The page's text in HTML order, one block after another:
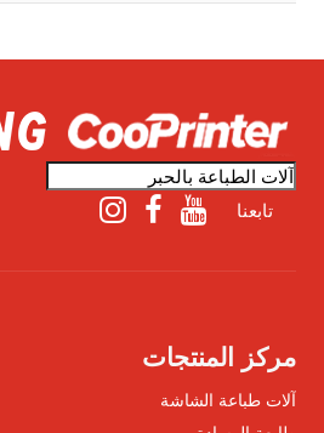
تابعنا
مركز المنتجات
آلات طباعة الشاشة